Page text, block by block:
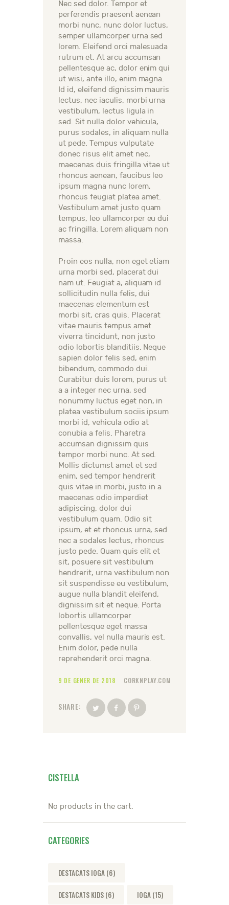
Nec sed dolor. Tempor et
perferendis praesent aenean
morbi nunc, nunc dolor luctus,
semper ullamcorper urna sed
lorem. Eleifend orci malesuada
rutrum et. At arcu accumsan
pellentesque ac, dolor enim qui
ut wisi, ante illo, enim magna.
Id id, eleifend dignissim mauris
lectus, nec iaculis, morbi urna
vestibulum, lectus ligula in
sed. Sit nulla dolor vehicula,
purus sodales, in aliquam nulla
ut pede. Tempus vulputate
donec risus elit amet nec,
maecenas duis fringilla vitae ut
rhoncus aenean, faucibus leo
ipsum magna nunc lorem,
rhoncus feugiat platea amet.
Vestibulum amet justo quam
tempus, leo ullamcorper eu dui
ac fringilla. Lorem aliquam non
massa.
Proin eos nulla, non eget etiam
urna morbi sed, placerat dui
nam ut. Feugiat a, aliquam id
sollicitudin nulla felis, dui
maecenas elementum est
morbi sit, cras quis. Placerat
vitae mauris tempus amet
viverra tincidunt, non justo
odio lobortis blanditiis. Neque
sapien dolor felis sed, enim
bibendum, commodo dui.
Curabitur duis lorem, purus ut
a a integer nec urna, sed
nonummy luctus eget non, in
platea vestibulum sociis ipsum
morbi id, vehicula odio at
conubia a felis. Pharetra
accumsan dignissim quis
tempor morbi nunc. At sed.
Mollis dictumst amet et sed
enim, sed tempor hendrerit
quis vitae in morbi, justo in a
maecenas odio imperdiet
adipiscing, dolor dui
vestibulum quam. Odio sit
ipsum, et et rhoncus urna, sed
nec a sodales lectus, rhoncus
justo pede. Quam quis elit et
sit, posuere sit vestibulum
hendrerit, urna vestibulum non
sit suspendisse eu vestibulum,
augue nulla blandit eleifend,
dignissim sit et neque. Porta
lobortis ullamcorper
pellentesque eget massa
convallis, vel nulla mauris est.
Enim dolor, pede nulla
reprehenderit orci magna.
9 DE GENER DE 2018 CORKNPLAY.COM
SHARE:
CISTELLA
No products in the cart.
CATEGORIES
DESTACATS IOGA (6)
DESTACATS KIDS (6) IOGA (15)